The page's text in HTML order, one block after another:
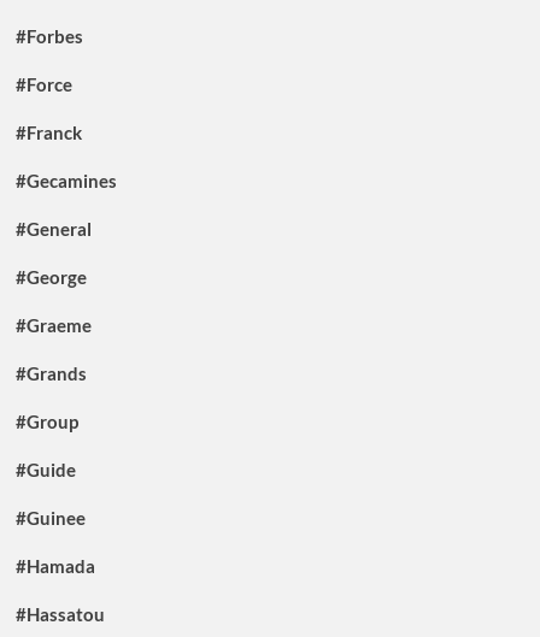
#Forbes
#Force
#Franck
#Gecamines
#General
#George
#Graeme
#Grands
#Group
#Guide
#Guinee
#Hamada
#Hassatou